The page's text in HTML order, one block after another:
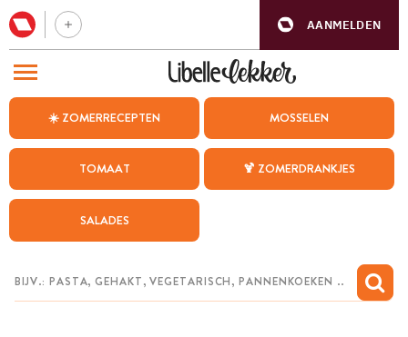
AANMELDEN
☀️ ZOMERRECEPTEN MOSSELEN
TOMAAT 🍹 ZOMERDRANKJES
SALADES
BEZOEK ONZE ANDERE WEBSITES
WEEKMENU
CHAT MET MAIA
MIJN BEWAARDE RECEPTEN